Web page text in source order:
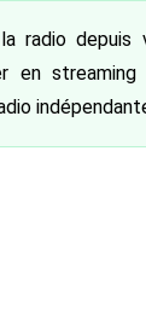
radio depuis
en